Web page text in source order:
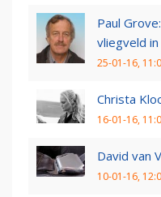
Paul
vliegveld
25-01-16,
Christa
16-01-16,
David van
10-01-16,